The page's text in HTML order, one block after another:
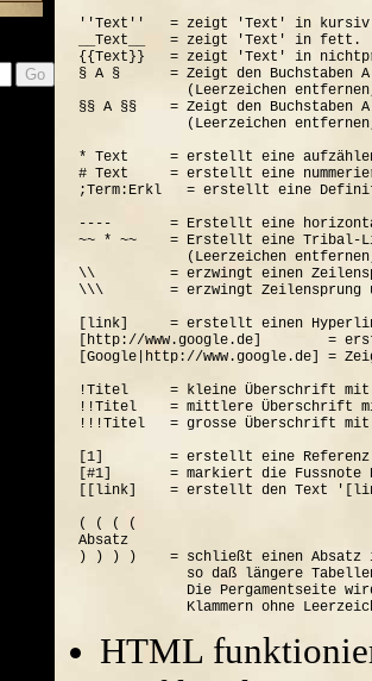
''Text''   = zeigt 'Text' in
__Text__   = zeigt 'Text' in fett.
{{Text}}   = zeigt 'Text' in
§ A §      = Zeigt den Buchstaben
(Leerzeichen
§§ A §§    = Zeigt den Buchstaben
(Leerzeichen
* Text     = erstellt eine
# Text     = erstellt eine
;Term:Erkl   = erstellt eine
----       = Erstellt eine
~~ * ~~    = Erstellt eine Tribal-
(Leerzeichen
\\         = erzwingt einen
\\\        = erzwingt Zeilensprung
[link]     = erstellt einen
[http://www.google.de]        =
[Google|http://www.google.de] =
!Titel     = kleine Überschrift
!!Titel    = mittlere Überschrift
!!!Titel   = grosse Überschrift
[1]        = erstellt eine Referenz
[#1]       = markiert die Fussnote
[[link]    = erstellt den Text
( ( ( (
Absatz
) ) ) )    = schließt einen Absatz
so daß längere
Die Pergamentseite
HTML